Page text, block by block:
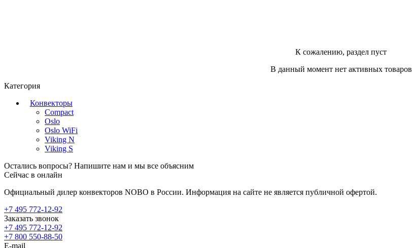
К сожалению, раздел пуст
В данный момент нет активных товаров
Категория
Конвекторы
Compact
Oslo
Oslo WiFi
Viking N
Viking S
Остались вопросы? Напишите нам и мы все объясним
Сейчас в онлайн
Официальный дилер конвекторов NOBO в России. Информация на сайте не является публичной офертой.
+7 495 772-12-92
Заказать звонок
+7 495 772-12-92
+7 800 550-88-50
E-mail